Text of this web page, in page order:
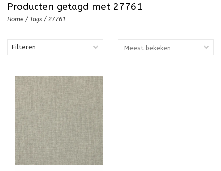
Producten getagd met 27761
Home / Tags / 27761
Filteren